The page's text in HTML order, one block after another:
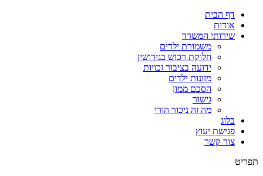
דף הבית
אודות
שירותי המשרד
משמורת ילדים
חלוקת רכוש בגירושין
ידועה בציבור זכויות
מזונות ילדים
הסכם ממון
גישור
מה זה ניכור הורי
בלוג
פגישת יעוץ
צור קשר
תפריט